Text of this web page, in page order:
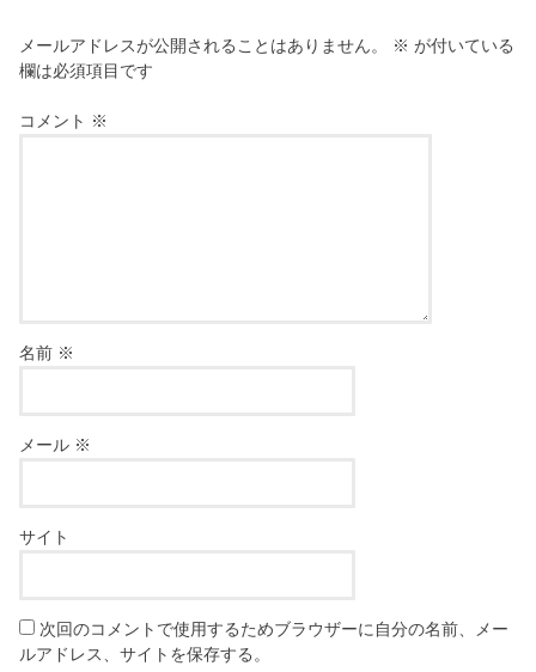
メールアドレスが公開されることはありません。 ※ が付いている
欄は必須項目です
コメント ※
名前 ※
メール ※
サイト
次回のコメントで使用するためブラウザーに自分の名前、メー
ルアドレス、サイトを保存する。